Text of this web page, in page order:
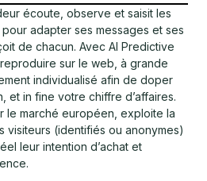
écoute, observe et saisit les
adapter ses messages et ses
de chacun. Avec AI Predictive
sur le web, à grande
individualisé afin de doper
et in fine votre chiffre d’affaires.
le marché européen, exploite la
visiteurs (identifiés ou anonymes)
leur intention d’achat et